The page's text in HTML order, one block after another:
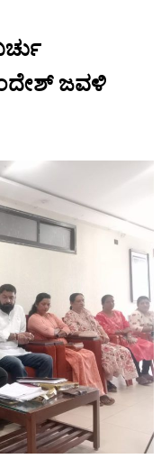
ಜವಳಿ